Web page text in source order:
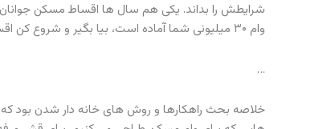
شرایطش را بداند. یکی هم سال ها اقساط مسکن جوانان
وام ۳۰ میلیونی شما آماده است، بیا بگیر و شروع کن اقساطش را بده. بنده خدا مانده بود با ۳۰ میلیون چه کند
…
خلاصه بحث راهکارها و روش های خانه دار شدن بود